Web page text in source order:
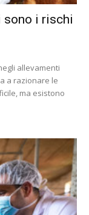
sono i rischi
allevamenti
a razionare le
ma esistono